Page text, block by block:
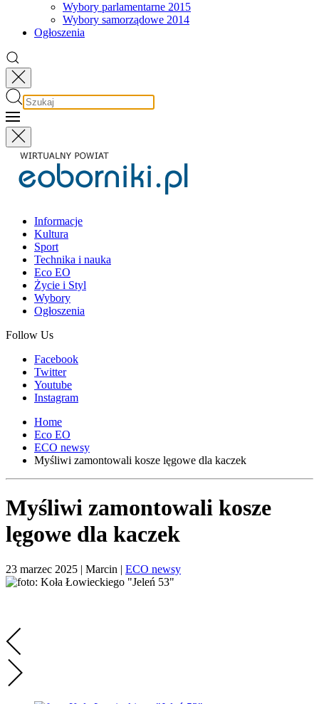
Wybory parlamentarne 2015
Wybory samorządowe 2014
Ogłoszenia
Informacje
Kultura
Sport
Technika i nauka
Eco EO
Życie i Styl
Wybory
Ogłoszenia
Follow Us
Facebook
Twitter
Youtube
Instagram
Home
Eco EO
ECO newsy
Myśliwi zamontowali kosze lęgowe dla kaczek
Myśliwi zamontowali kosze
lęgowe dla kaczek
23 marzec 2025 | Marcin | ECO newsy